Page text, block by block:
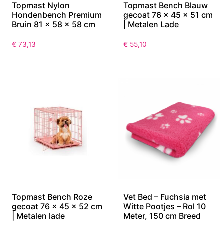
Topmast Nylon
Hondenbench Premium
Bruin 81 x 58 x 58 cm
€ 73,13
Topmast Bench Blauw
gecoat 76 x 45 x 51 cm
| Metalen Lade
€ 55,10
Topmast Bench Roze
gecoat 76 x 45 x 52 cm
| Metalen lade
Vet Bed – Fuchsia met
Witte Pootjes – Rol 10
Meter, 150 cm Breed